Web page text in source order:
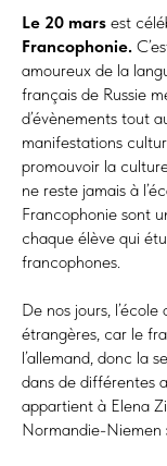
Le 20 mars est
Francophonie.
amoureux de la
français de Russie
d’évènements tout
manifestations
promouvoir la
ne reste jamais à
Francophonie sont
chaque élève qui
francophones.
De nos jours,
étrangères, car le
l’allemand, donc la
dans de différentes
appartient à Elena
Normandie-Niemen